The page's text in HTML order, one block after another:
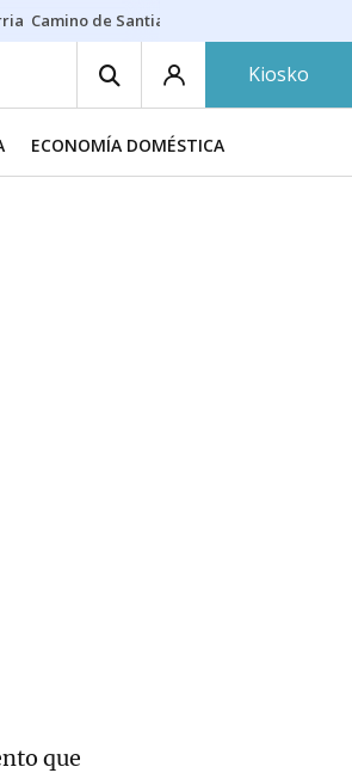
Camino de Santiago
Kiosko
ECONOMÍA DOMÉSTICA
que